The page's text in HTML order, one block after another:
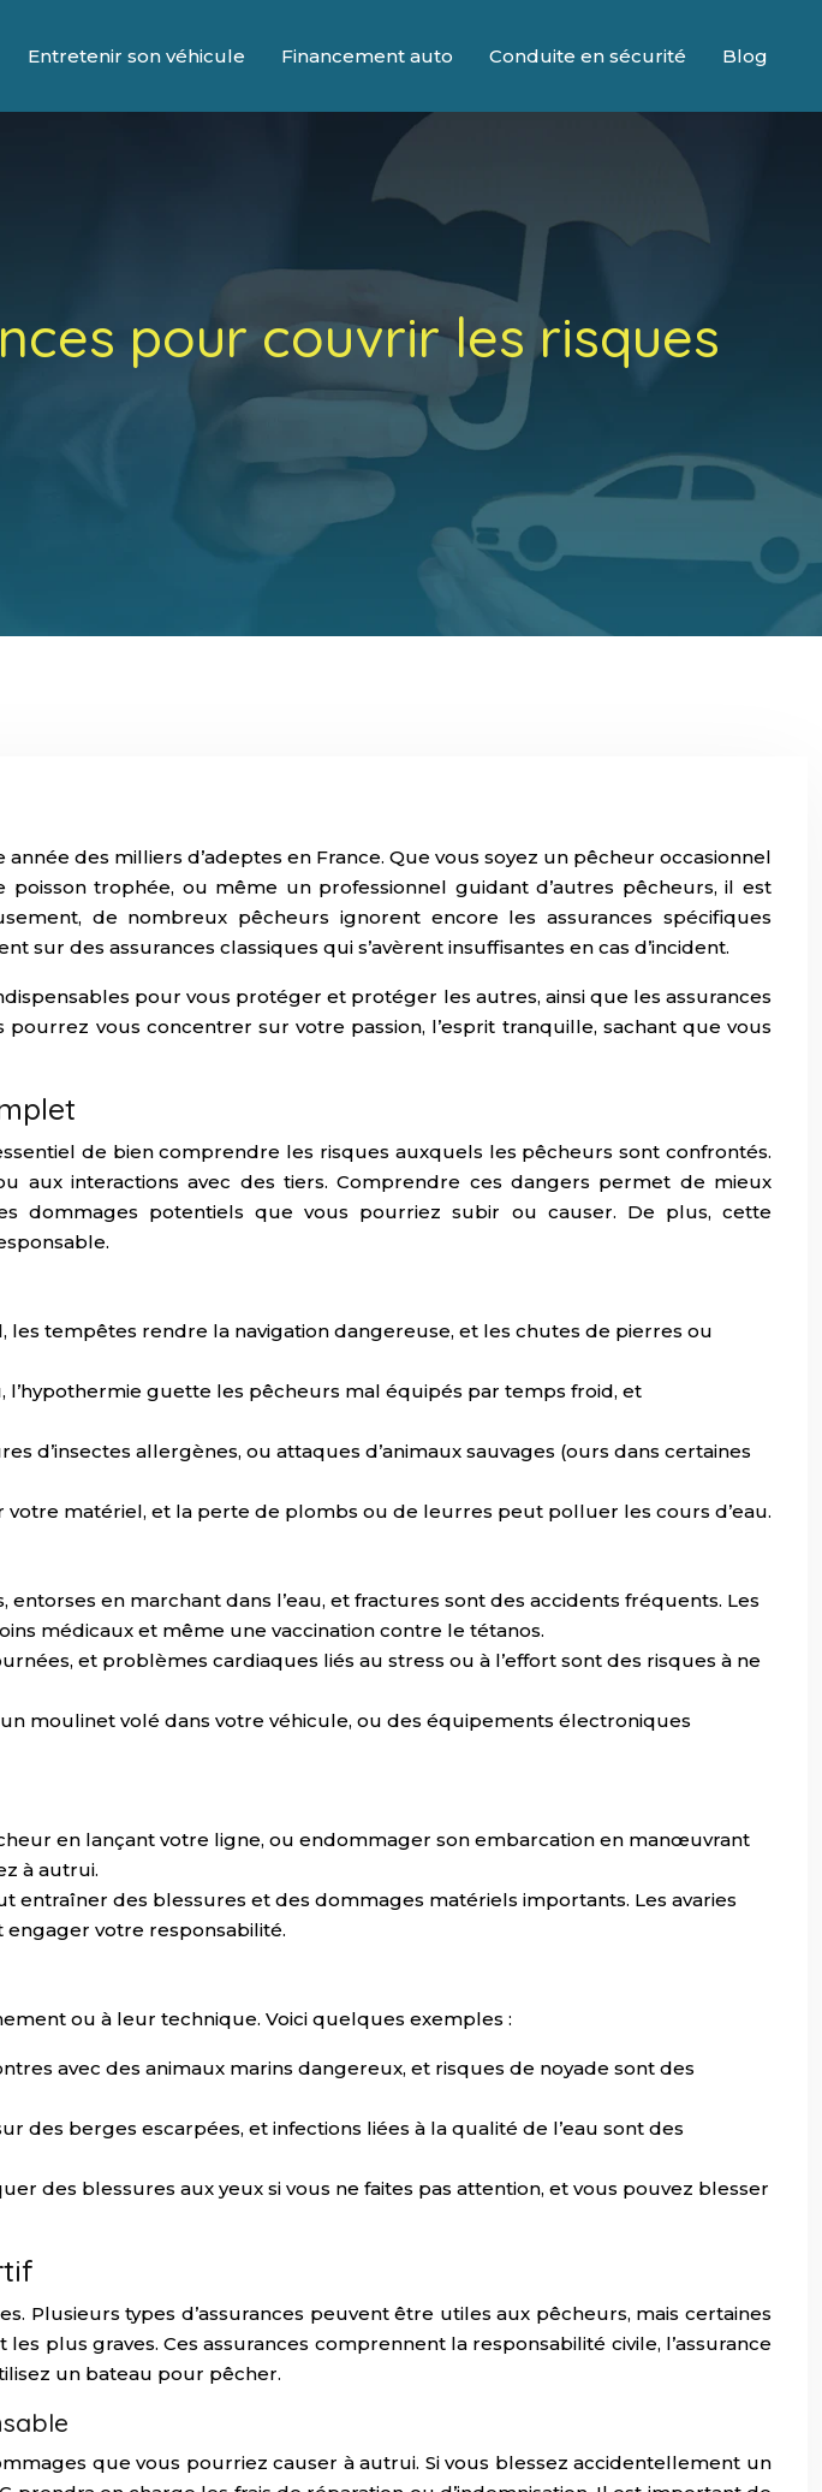
Entretenir son véhicule Financement auto Conduite en sécurité Blog
pour couvrir les risques
des milliers d’adeptes en France. Que vous soyez un pêcheur occasionnel
trophée, ou même un professionnel guidant d’autres pêcheurs, il est
de nombreux pêcheurs ignorent encore les assurances spécifiques
des assurances classiques qui s’avèrent insuffisantes en cas d’incident.
pour vous protéger et protéger les autres, ainsi que les assurances
vous concentrer sur votre passion, l’esprit tranquille, sachant que vous
de bien comprendre les risques auxquels les pêcheurs sont confrontés.
aux interactions avec des tiers. Comprendre ces dangers permet de mieux
dommages potentiels que vous pourriez subir ou causer. De plus, cette
tempêtes rendre la navigation dangereuse, et les chutes de pierres ou
l’hypothermie guette les pêcheurs mal équipés par temps froid, et
d’insectes allergènes, ou attaques d’animaux sauvages (ours dans certaines
matériel, et la perte de plombs ou de leurres peut polluer les cours d’eau.
en marchant dans l’eau, et fractures sont des accidents fréquents. Les
médicaux et même une vaccination contre le tétanos.
et problèmes cardiaques liés au stress ou à l’effort sont des risques à ne
moulinet volé dans votre véhicule, ou des équipements électroniques
en lançant votre ligne, ou endommager son embarcation en manœuvrant
à autrui.
entraîner des blessures et des dommages matériels importants. Les avaries
votre responsabilité.
ou à leur technique. Voici quelques exemples :
avec des animaux marins dangereux, et risques de noyade sont des
des berges escarpées, et infections liées à la qualité de l’eau sont des
des blessures aux yeux si vous ne faites pas attention, et vous pouvez blesser
Plusieurs types d’assurances peuvent être utiles aux pêcheurs, mais certaines
plus graves. Ces assurances comprennent la responsabilité civile, l’assurance
un bateau pour pêcher.
que vous pourriez causer à autrui. Si vous blessez accidentellement un